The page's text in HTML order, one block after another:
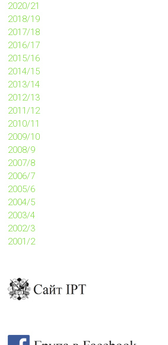
2020/21
2018/19
2017/18
2016/17
2015/16
2014/15
2013/14
2012/13
2011/12
2010/11
2009/10
2008/9
2007/8
2006/7
2005/6
2004/5
2003/4
2002/3
2001/2